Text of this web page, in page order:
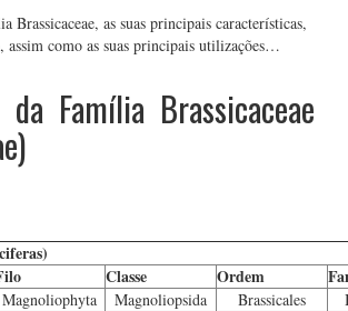
Brassicaceae, as suas principais características,
assim como as suas principais utilizações…
da Família Brassicaceae
Classe Ordem
Magnoliophyta Magnoliopsida Brassicales